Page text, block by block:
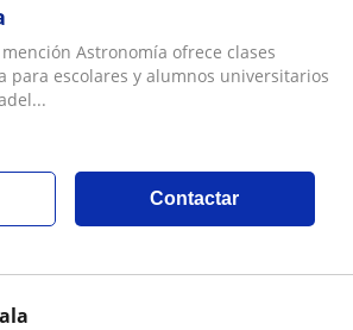
Astronomía ofrece clases
para escolares y alumnos universitarios
Contactar